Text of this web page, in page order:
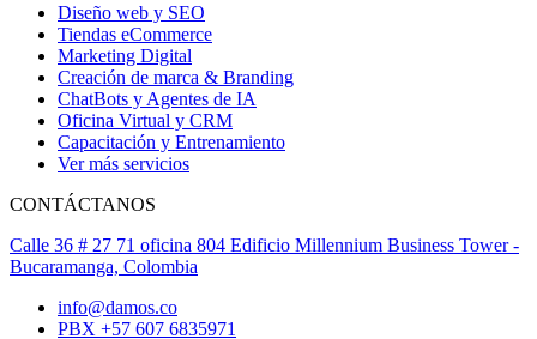
Diseño web y SEO
Tiendas eCommerce
Marketing Digital
Creación de marca & Branding
ChatBots y Agentes de IA
Oficina Virtual y CRM
Capacitación y Entrenamiento
Ver más servicios
CONTÁCTANOS
Calle 36 # 27 71 oficina 804 Edificio Millennium Business Tower -
Bucaramanga, Colombia
info@damos.co
PBX +57 607 6835971